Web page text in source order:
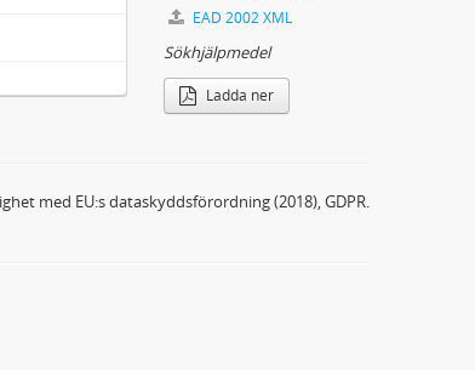
EAD 2002 XML
Sökhjälpmedel
Ladda ner
med EU:s dataskyddsförordning (2018), GDPR.